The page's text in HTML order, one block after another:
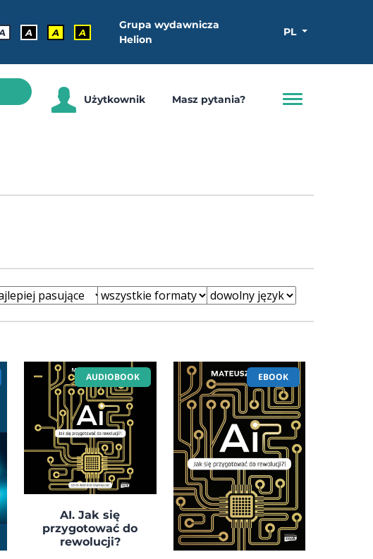
A A A
Grupa wydawnicza
Helion
PL
Użytkownik Masz pytania?
AUDIOBOOK
AI. Jak się
przygotować do
rewolucji?
EBOOK